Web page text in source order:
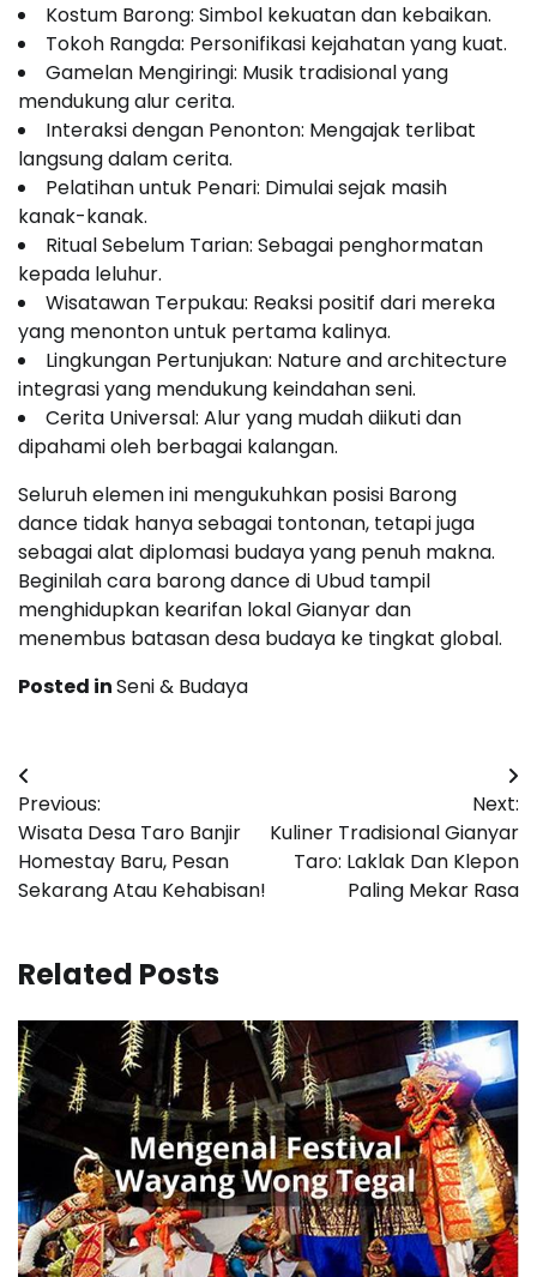
Kostum Barong: Simbol kekuatan dan kebaikan.
Tokoh Rangda: Personifikasi kejahatan yang kuat.
Gamelan Mengiringi: Musik tradisional yang
mendukung alur cerita.
Interaksi dengan Penonton: Mengajak terlibat
langsung dalam cerita.
Pelatihan untuk Penari: Dimulai sejak masih
kanak-kanak.
Ritual Sebelum Tarian: Sebagai penghormatan
kepada leluhur.
Wisatawan Terpukau: Reaksi positif dari mereka
yang menonton untuk pertama kalinya.
Lingkungan Pertunjukan: Nature and architecture
integrasi yang mendukung keindahan seni.
Cerita Universal: Alur yang mudah diikuti dan
dipahami oleh berbagai kalangan.
Seluruh elemen ini mengukuhkan posisi Barong
dance tidak hanya sebagai tontonan, tetapi juga
sebagai alat diplomasi budaya yang penuh makna.
Beginilah cara barong dance di Ubud tampil
menghidupkan kearifan lokal Gianyar dan
menembus batasan desa budaya ke tingkat global.
Posted inSeni & Budaya
Post
navigation
Previous:
Wisata Desa Taro Banjir
Homestay Baru, Pesan
Sekarang Atau Kehabisan!
Next:
Kuliner Tradisional Gianyar
Taro: Laklak Dan Klepon
Paling Mekar Rasa
Related Posts